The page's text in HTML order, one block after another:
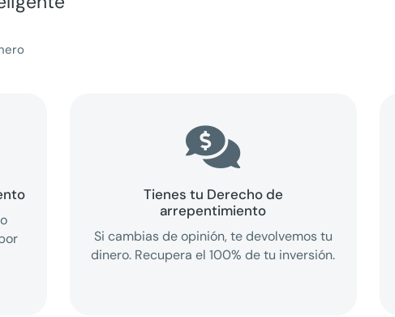

Tienes tu Derecho de
arrepentimiento
Si cambias de opinión, te devolvemos tu
dinero. Recupera el 100% de tu inversión.